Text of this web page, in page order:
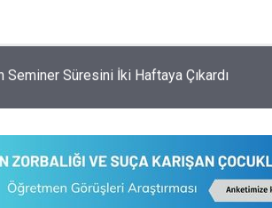
Ek Ders Ücretleri Artırılacak